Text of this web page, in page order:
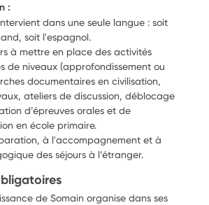
:
dans une seule langue : soit
soit l'espagnol.
à mettre en place des activités
de niveaux (approfondissement ou
documentaires en civilisation,
ateliers de discussion, déblocage
d’épreuves orales et de
en école primaire.
à l'accompagnement et à
des séjours à l’étranger.
de Somain organise dans ses